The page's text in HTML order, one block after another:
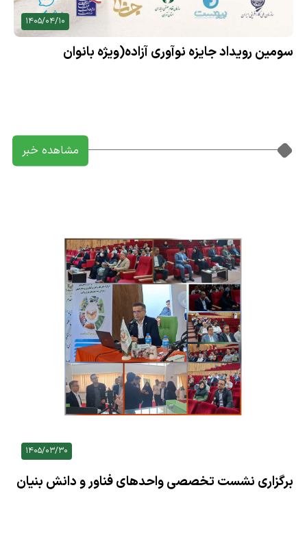
سومین رویداد جایزه نوآوری آزاده(ویژه بانوان
1405/04/10
مشاهده خبر
برگزاری نشست تخصصی واحدهای فناور و دانش بنیان
1405/03/30